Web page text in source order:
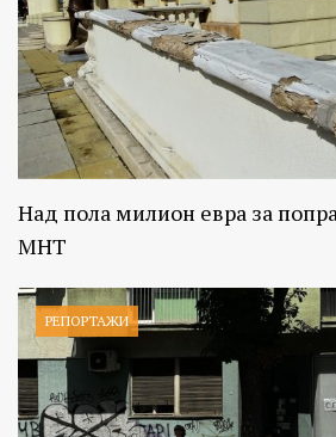
Над пола милион евра за
МНТ
РЕПОРТАЖИ